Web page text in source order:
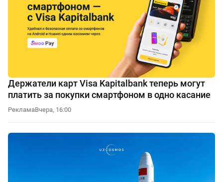
Держатели карт Visa Kapitalbank теперь могут
платить за покупки смартфоном в одно касание
РекламаВчера, 16:00